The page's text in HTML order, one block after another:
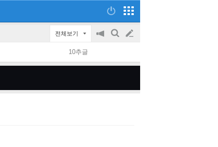
전체보기
공
on/off
검
글
쓰
10추글